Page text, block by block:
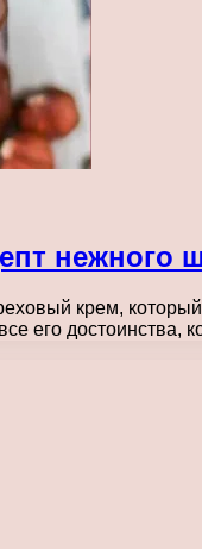
нежного
крем,
его достоинства,